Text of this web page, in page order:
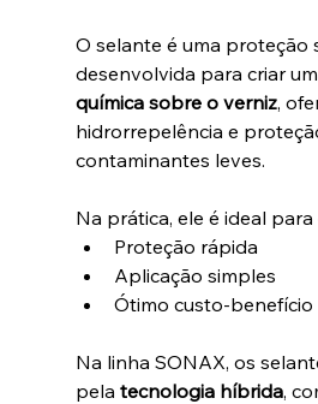
O selante é uma proteção
desenvolvida para criar
química sobre o verniz,
hidrorrepelência e
contaminantes leves.
Na prática, ele é ideal
Proteção rápida
Aplicação simples
Ótimo custo-benefício
Na linha SONAX, os
pela tecnologia híbrida,